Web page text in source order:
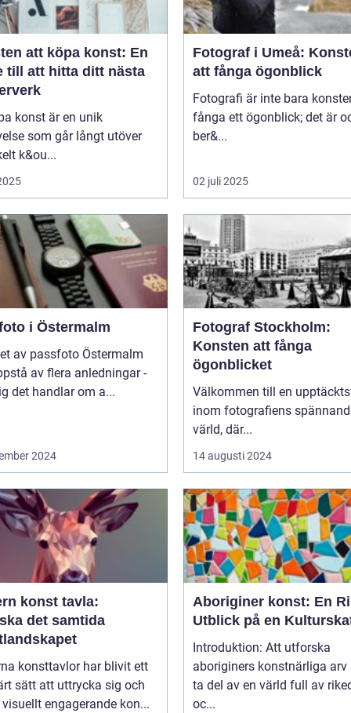
att köpa konst: En
till att hitta ditt nästa
konst är en unik
som går långt utöver
k&ou...
Fotograf i Umeå:
att fånga ögonblick
Fotografi är inte bara
fånga ett ögonblick; det är
ber&...
02 juli 2025
i Östermalm
av passfoto Östermalm
av flera anledningar -
det handlar om a...
2024
Fotograf Stockholm:
Konsten att fånga
ögonblicket
Välkommen till en
inom fotografiens
värld, där...
14 augusti 2024
konst tavla:
det samtida
konsttavlor har blivit ett
sätt att uttrycka sig och
engagerande kon...
Aboriginer konst: En
Utblick på en
Introduktion: Att utforska
aboriginers konstnärliga arv
ta del av en värld full av
oc...